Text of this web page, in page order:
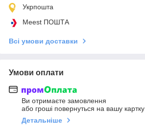
Укрпошта
Meest ПОШТА
Всі умови доставки
Умови оплати
Ви отримаєте замовлення
або гроші повернуться на вашу картку
Детальніше